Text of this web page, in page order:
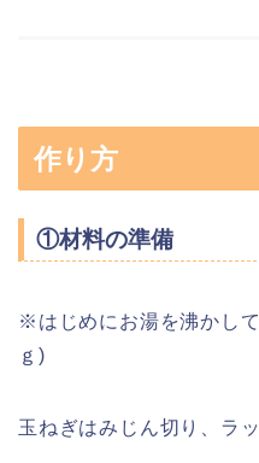
作り方
①材料の準備
※はじめにお湯を沸かし
ｇ)
玉ねぎはみじん切り、ラ